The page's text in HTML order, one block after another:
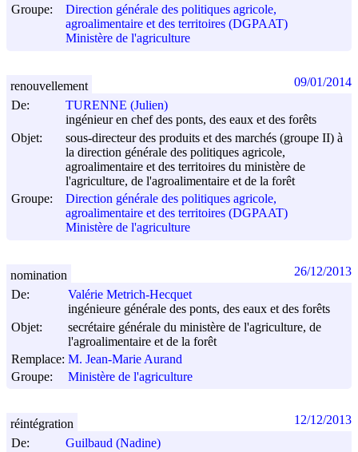
Groupe:
Direction générale des politiques agricole,
agroalimentaire et des territoires (DGPAAT)
Ministère de l'agriculture
De:
TURENNE (Julien)
ingénieur en chef des ponts, des eaux et des forêts
Objet:
sous-directeur des produits et des marchés (groupe II) à
la direction générale des politiques agricole,
agroalimentaire et des territoires du ministère de
l'agriculture, de l'agroalimentaire et de la forêt
Groupe:
Direction générale des politiques agricole,
agroalimentaire et des territoires (DGPAAT)
Ministère de l'agriculture
renouvellement 09/01/2014
De:
Valérie Metrich-Hecquet
ingénieure générale des ponts, des eaux et des forêts
Objet:
secrétaire générale du ministère de l'agriculture, de
l'agroalimentaire et de la forêt
Remplace: M. Jean-Marie Aurand
Groupe:
Ministère de l'agriculture
nomination 26/12/2013
De:
Guilbaud (Nadine)
réintégration 12/12/2013